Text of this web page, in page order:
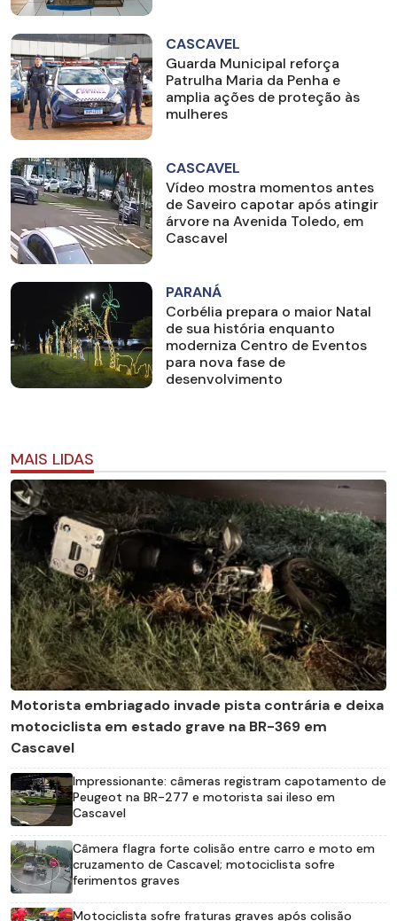
CASCAVEL
Guarda Municipal reforça
Patrulha Maria da Penha e
amplia ações de proteção às
mulheres
CASCAVEL
Vídeo mostra momentos antes
de Saveiro capotar após atingir
árvore na Avenida Toledo, em
Cascavel
PARANÁ
Corbélia prepara o maior Natal
de sua história enquanto
moderniza Centro de Eventos
para nova fase de
desenvolvimento
MAIS LIDAS
Motorista embriagado invade pista contrária e deixa
motociclista em estado grave na BR-369 em
Cascavel
Impressionante: câmeras registram capotamento de
Peugeot na BR-277 e motorista sai ileso em
Cascavel
Câmera flagra forte colisão entre carro e moto em
cruzamento de Cascavel; motociclista sofre
ferimentos graves
Motociclista sofre fraturas graves após colisão